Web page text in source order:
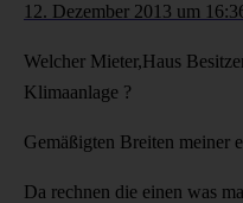
12. Dezember 2013 um
Welcher Mieter,Haus
Klimaanlage ?
Gemäßigten Breiten meiner
Da rechnen die einen was